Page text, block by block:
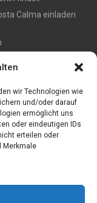
wir Technologien wie
und/oder darauf
ermöglicht uns
oder eindeutigen IDs
erteilen oder
Merkmale
Calma einladen
der Prozessabläufe